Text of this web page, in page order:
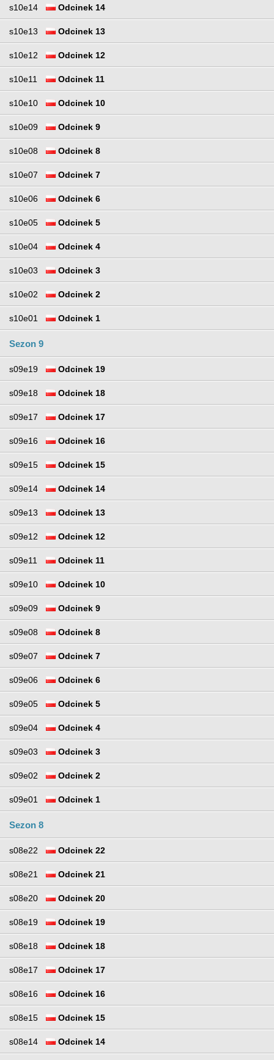
s10e14 Odcinek 14
s10e13 Odcinek 13
s10e12 Odcinek 12
s10e11 Odcinek 11
s10e10 Odcinek 10
s10e09 Odcinek 9
s10e08 Odcinek 8
s10e07 Odcinek 7
s10e06 Odcinek 6
s10e05 Odcinek 5
s10e04 Odcinek 4
s10e03 Odcinek 3
s10e02 Odcinek 2
s10e01 Odcinek 1
Sezon 9
s09e19 Odcinek 19
s09e18 Odcinek 18
s09e17 Odcinek 17
s09e16 Odcinek 16
s09e15 Odcinek 15
s09e14 Odcinek 14
s09e13 Odcinek 13
s09e12 Odcinek 12
s09e11 Odcinek 11
s09e10 Odcinek 10
s09e09 Odcinek 9
s09e08 Odcinek 8
s09e07 Odcinek 7
s09e06 Odcinek 6
s09e05 Odcinek 5
s09e04 Odcinek 4
s09e03 Odcinek 3
s09e02 Odcinek 2
s09e01 Odcinek 1
Sezon 8
s08e22 Odcinek 22
s08e21 Odcinek 21
s08e20 Odcinek 20
s08e19 Odcinek 19
s08e18 Odcinek 18
s08e17 Odcinek 17
s08e16 Odcinek 16
s08e15 Odcinek 15
s08e14 Odcinek 14